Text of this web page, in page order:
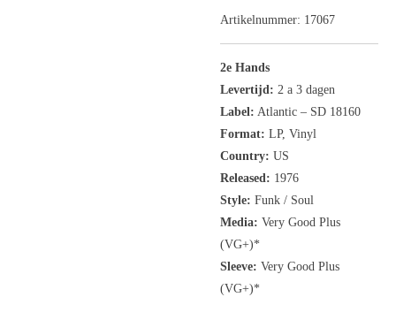
Artikelnummer: 17067
2e Hands
Levertijd: 2 a 3 dagen
Label: Atlantic ‎– SD 18160
Format: LP, Vinyl
Country: US
Released: 1976
Style: Funk / Soul
Media: Very Good Plus
(VG+)*
Sleeve: Very Good Plus
(VG+)*